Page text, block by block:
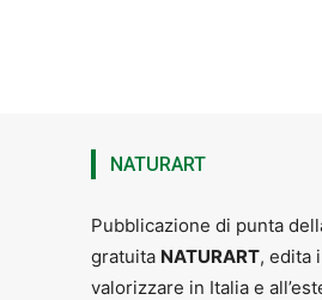
NATURART
Pubblicazione di punta
gratuita NATURART, edita
valorizzare in Italia e